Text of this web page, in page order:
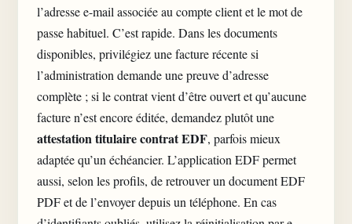
l’adresse e-mail associée au compte client et le mot de
passe habituel. C’est rapide. Dans les documents
disponibles, privilégiez une facture récente si
l’administration demande une preuve d’adresse
complète ; si le contrat vient d’être ouvert et qu’aucune
facture n’est encore éditée, demandez plutôt une
attestation titulaire contrat EDF, parfois mieux
adaptée qu’un échéancier. L’application EDF permet
aussi, selon les profils, de retrouver un document EDF
PDF et de l’envoyer depuis un téléphone. En cas